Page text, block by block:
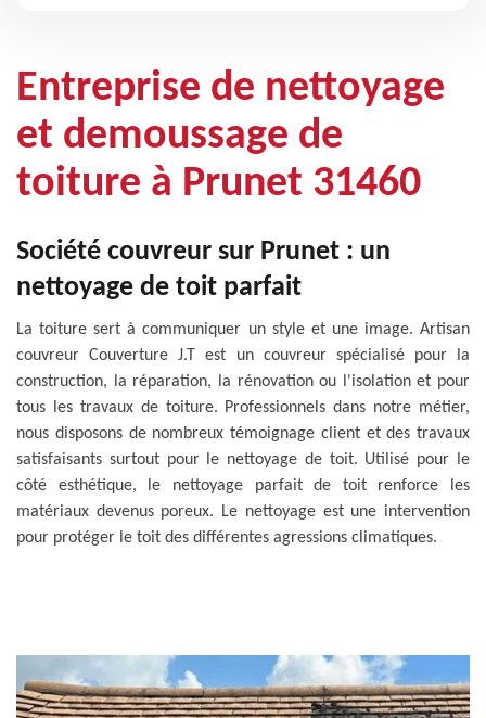
Entreprise de nettoyage
et demoussage de
toiture à Prunet 31460
Société couvreur sur Prunet : un
nettoyage de toit parfait
La toiture sert à communiquer un style et une image. Artisan
couvreur Couverture J.T est un couvreur spécialisé pour la
construction, la réparation, la rénovation ou l'isolation et pour
tous les travaux de toiture. Professionnels dans notre métier,
nous disposons de nombreux témoignage client et des travaux
satisfaisants surtout pour le nettoyage de toit. Utilisé pour le
côté esthétique, le nettoyage parfait de toit renforce les
matériaux devenus poreux. Le nettoyage est une intervention
pour protéger le toit des différentes agressions climatiques.